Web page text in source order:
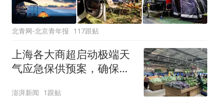
北青网-北京青年报 117跟贴
上海各大商超启动极端天
气应急保供预案，确保物
澎湃新闻 1跟贴